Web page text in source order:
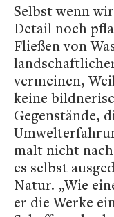
Selbst wenn
Detail noch
Fließen von
vermeinen,
keine
Gegenstände,
malt nicht
es selbst
Natur. „Wie
er die Werke